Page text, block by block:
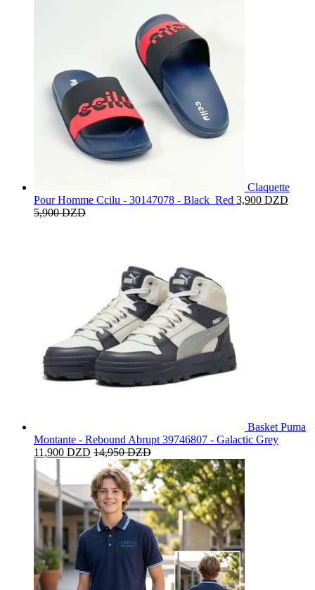
Claquette
Pour Homme Ccilu - 30147078 - Black_Red 3,900 DZD
5,900DZD
Basket Puma
Montante - Rebound Abrupt 39746807 - Galactic Grey
11,900 DZD 14,950DZD